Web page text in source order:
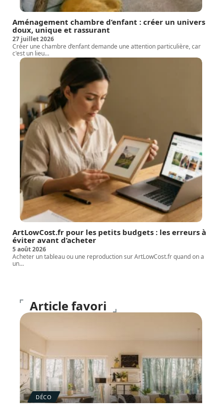
Aménagement chambre d’enfant : créer un univers
doux, unique et rassurant
27 juillet 2026
Créer une chambre d’enfant demande une attention particulière, car
c'est un lieu…
ArtLowCost.fr pour les petits budgets : les erreurs à
éviter avant d’acheter
5 août 2026
Acheter un tableau ou une reproduction sur ArtLowCost.fr quand on a
un…
Article favori
DÉCO